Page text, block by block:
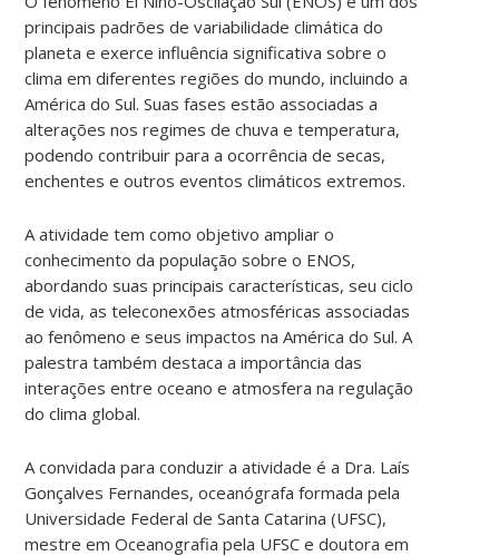
principais padrões de variabilidade climática do
planeta e exerce influência significativa sobre o
clima em diferentes regiões do mundo, incluindo a
América do Sul. Suas fases estão associadas a
alterações nos regimes de chuva e temperatura,
podendo contribuir para a ocorrência de secas,
enchentes e outros eventos climáticos extremos.
A atividade tem como objetivo ampliar o
conhecimento da população sobre o ENOS,
abordando suas principais características, seu ciclo
de vida, as teleconexões atmosféricas associadas
ao fenômeno e seus impactos na América do Sul. A
palestra também destaca a importância das
interações entre oceano e atmosfera na regulação
do clima global.
A convidada para conduzir a atividade é a Dra. Laís
Gonçalves Fernandes, oceanógrafa formada pela
Universidade Federal de Santa Catarina (UFSC),
mestre em Oceanografia pela UFSC e doutora em